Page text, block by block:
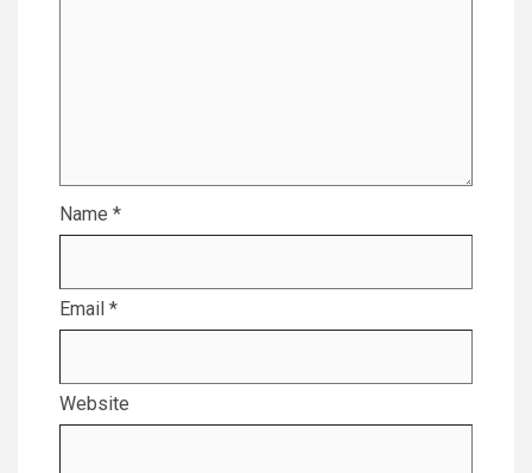
Name *
Email *
Website